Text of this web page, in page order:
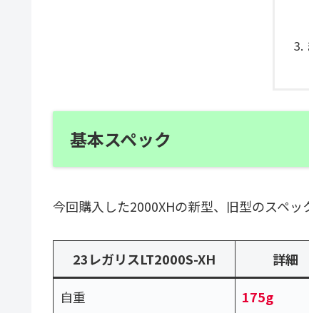
基本スペック
今回購入した2000XHの新型、旧型のスペッ
23レガリスLT2000S-XH 詳細
自重
175g